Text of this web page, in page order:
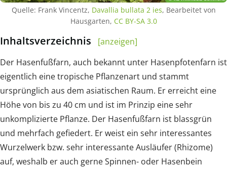
Quelle: Frank Vincentz, Davallia bullata 2 ies, Bearbeitet von
Hausgarten, CC BY-SA 3.0
Inhaltsverzeichnis
[anzeigen]
Der Hasenfußfarn, auch bekannt unter Hasenpfotenfarn ist
eigentlich eine tropische Pflanzenart und stammt
ursprünglich aus dem asiatischen Raum. Er erreicht eine
Höhe von bis zu 40 cm und ist im Prinzip eine sehr
unkomplizierte Pflanze. Der Hasenfußfarn ist blassgrün
und mehrfach gefiedert. Er weist ein sehr interessantes
Wurzelwerk bzw. sehr interessante Ausläufer (Rhizome)
auf, weshalb er auch gerne Spinnen- oder Hasenbein